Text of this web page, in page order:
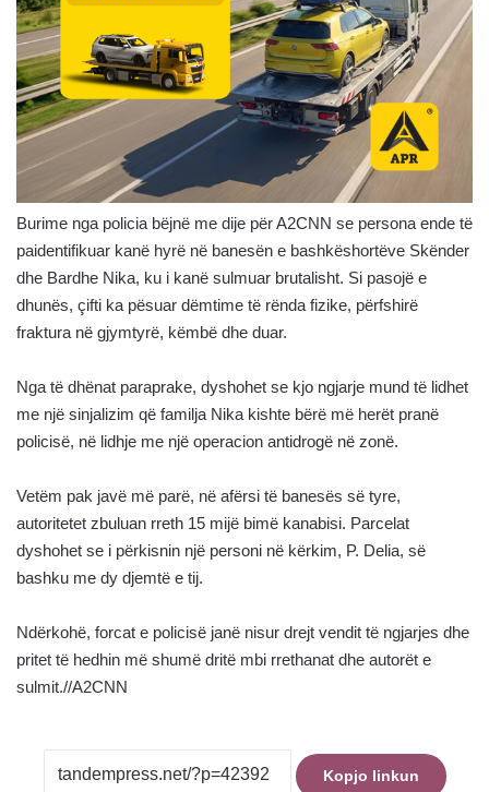
Burime nga policia bëjnë me dije për A2CNN se persona ende të
paidentifikuar kanë hyrë në banesën e bashkëshortëve Skënder
dhe Bardhe Nika, ku i kanë sulmuar brutalisht. Si pasojë e
dhunës, çifti ka pësuar dëmtime të rënda fizike, përfshirë
fraktura në gjymtyrë, këmbë dhe duar.
Nga të dhënat paraprake, dyshohet se kjo ngjarje mund të lidhet
me një sinjalizim që familja Nika kishte bërë më herët pranë
policisë, në lidhje me një operacion antidrogë në zonë.
Vetëm pak javë më parë, në afërsi të banesës së tyre,
autoritetet zbuluan rreth 15 mijë bimë kanabisi. Parcelat
dyshohet se i përkisnin një personi në kërkim, P. Delia, së
bashku me dy djemtë e tij.
Ndërkohë, forcat e policisë janë nisur drejt vendit të ngjarjes dhe
pritet të hedhin më shumë dritë mbi rrethanat dhe autorët e
sulmit.//A2CNN
Kopjo linkun